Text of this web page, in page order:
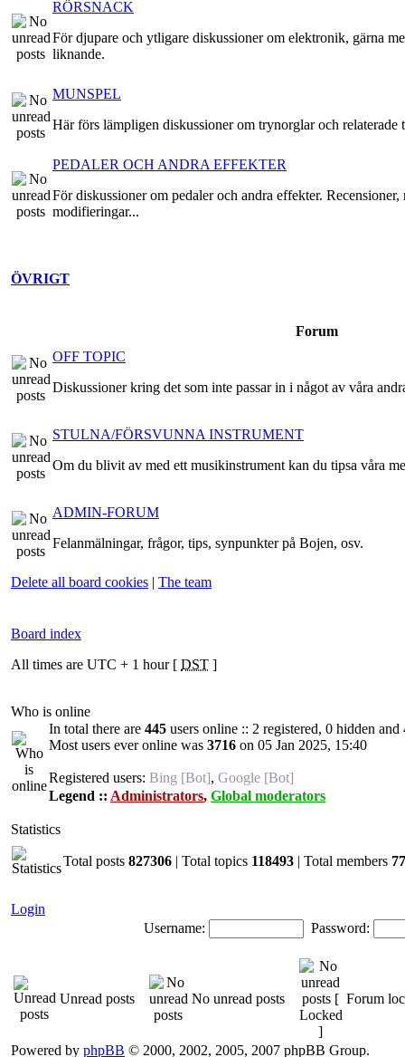
RÖRSNACK
För djupare och ytligare diskussioner om elektronik, gärna
liknande.
MUNSPEL
Här förs lämpligen diskussioner om trynorglar och relaterade
PEDALER OCH ANDRA EFFEKTER
För diskussioner om pedaler och andra effekter. Recensioner,
modifieringar...
ÖVRIGT
Forum
OFF TOPIC
Diskussioner kring det som inte passar in i något av våra
STULNA/FÖRSVUNNA INSTRUMENT
Om du blivit av med ett musikinstrument kan du tipsa våra
ADMIN-FORUM
Felanmälningar, frågor, tips, synpunkter på Bojen, osv.
Delete all board cookies | The team
Board index
All times are UTC + 1 hour [ DST ]
Who is online
In total there are 445 users online :: 2 registered, 0 hidden
Most users ever online was 3716 on 05 Jan 2025, 15:40
Registered users: Bing [Bot], Google [Bot]
Legend :: Administrators, Global moderators
Statistics
Total posts 827306 | Total topics 118493 | Total members
Login
Username:
Password:
Unread posts No unread posts Forum
Powered by phpBB © 2000, 2002, 2005, 2007 phpBB Group.